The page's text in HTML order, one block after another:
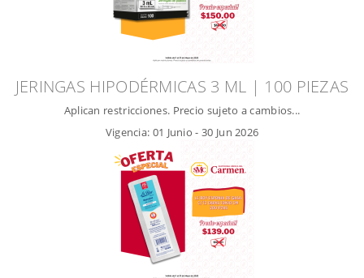
JERINGAS HIPODÉRMICAS 3 ML | 100 PIEZAS
Aplican restricciones. Precio sujeto a cambios...
Vigencia: 01 Junio - 30 Jun 2026